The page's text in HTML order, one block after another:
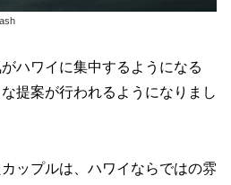
ハワイに集中するようになる
提案が行われるようになりまし
ップルは、ハワイならではの雰